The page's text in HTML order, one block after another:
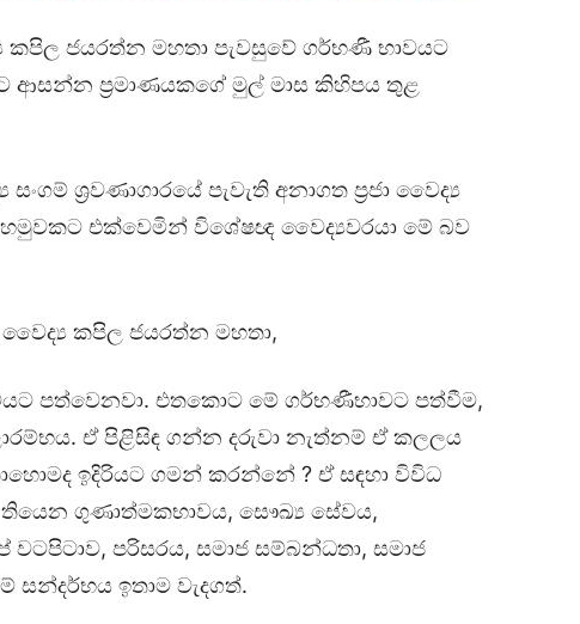
ජයරත්න මහතා පැවසුවේ ගර්භණී භාවයට
ආසන්න ප්‍රමාණයකගේ මුල් මාස කිහිපය තුළ
ශ්‍රවණාගාරයේ පැවැති අනාගත ප්‍රජා වෛද්‍ය
හමුවකට එක්වෙමින් විශේෂඥ වෛද්‍යවරයා මේ බව
වෛද්‍ය කපිල ජයරත්න මහතා,
පත්වෙනවා. එතකොට මේ ගර්භණීභාවට පත්වීම,
ඒ පිළිසිඳ ගන්න දරුවා නැත්නම් ඒ කලලය
ඉදිරියට ගමන් කරන්නේ ? ඒ සඳහා විවිධ
තියෙන ගුණාත්මකභාවය, සෞඛ්‍ය සේවය,
පරිසරය, සමාජ සම්බන්ධතා, සමාජ
ඉතාම වැදගත්.